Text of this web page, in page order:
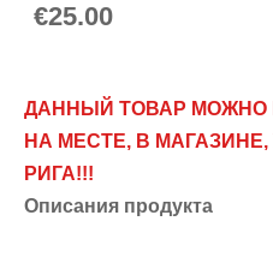
€25.00
ДАННЫЙ ТОВАР МОЖНО
НА МЕСТЕ, В
РИГА!!!
Описания продукта